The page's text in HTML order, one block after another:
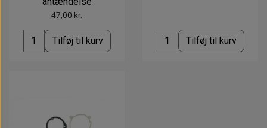
47,00 kr.
Tilføj til kurv Tilføj til kurv